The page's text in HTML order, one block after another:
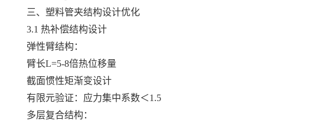
三、塑料管夹结构设计优化
3.1 热补偿结构设计
弹性臂结构：
臂长L=5-8倍热位移量
截面惯性矩渐变设计
有限元验证：应力集中系数＜1.5
多层复合结构：